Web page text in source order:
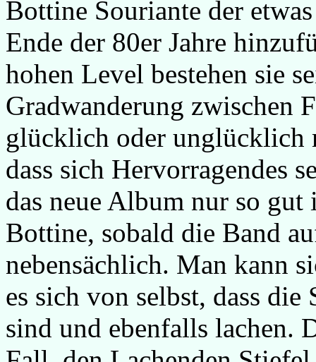
Bottine Souriante der
Ende der 80er Jahre
hohen Level bestehen sie
Gradwanderung zwischen
glücklich oder unglücklich
dass sich Hervorragendes
das neue Album nur so
Bottine, sobald die Band
nebensächlich. Man kann
es sich von selbst, dass
sind und ebenfalls lachen.